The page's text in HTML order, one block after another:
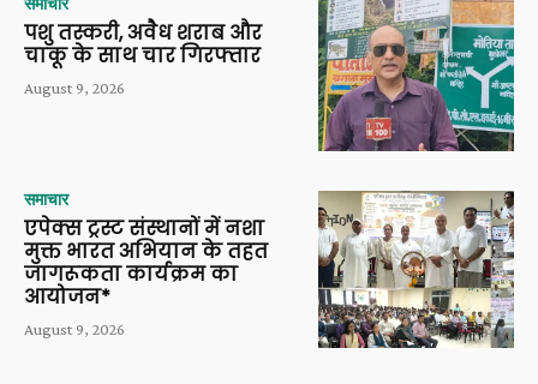
पशु तस्करी, अवैध शराब और
चाकू के साथ चार गिरफ्तार
August 9, 2026
समाचार
एपेक्स ट्रस्ट संस्थानों में नशा
मुक्त भारत अभियान के तहत
जागरूकता कार्यक्रम का
आयोजन*
August 9, 2026